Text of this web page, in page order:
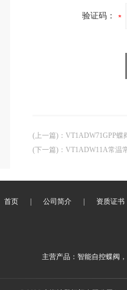
验证码：
(上一篇) ： VT1ADW71GPP蝶
(下一篇) ： VT1ADW11A常温
首页 公司简介 资质证书
主营产品：智能自控蝶阀